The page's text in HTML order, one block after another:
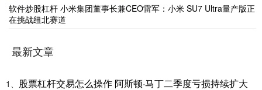
软件炒股杠杆 小米集团董事长兼CEO雷军：小米 SU7 Ultra量产版正
在挑战纽北赛道
最新文章
1、 股票杠杆交易怎么操作 阿斯顿·马丁二季度亏损持续扩大